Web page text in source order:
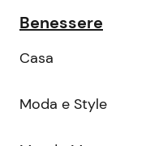
Benessere
Casa
Moda e Style